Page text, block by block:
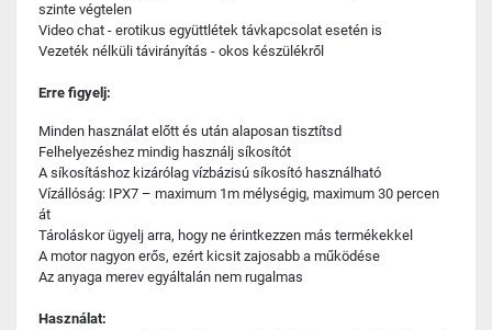
szinte végtelen
Video chat - erotikus együttlétek távkapcsolat esetén is
Vezeték nélküli távirányítás - okos készülékről
Erre figyelj:
Minden használat előtt és után alaposan tisztítsd
Felhelyezéshez mindig használj síkosítót
A síkosításhoz kizárólag vízbázisú síkosító használható
Vízállóság: IPX7 – maximum 1m mélységig, maximum 30 percen
át
Tároláskor ügyelj arra, hogy ne érintkezzen más termékekkel
A motor nagyon erős, ezért kicsit zajosabb a működése
Az anyaga merev egyáltalán nem rugalmas
Használat: